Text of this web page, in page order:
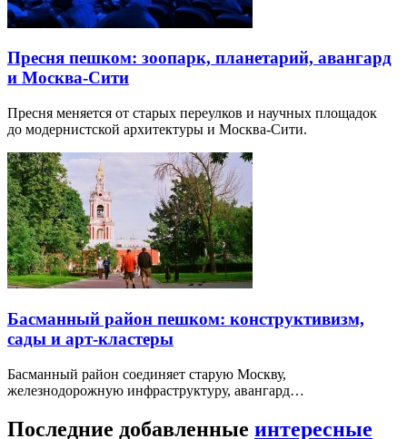
Пресня пешком: зоопарк, планетарий, авангард
и Москва-Сити
Пресня меняется от старых переулков и научных площадок
до модернистской архитектуры и Москва-Сити.
Басманный район пешком: конструктивизм,
сады и арт-кластеры
Басманный район соединяет старую Москву,
железнодорожную инфраструктуру, авангард…
Последние добавленные интересные